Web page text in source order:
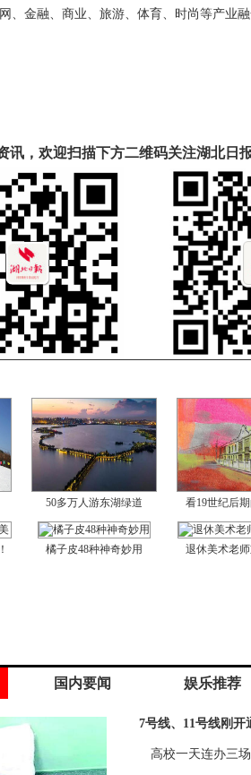
、金融、商业、旅游、体育、时尚等产业
讯，欢迎扫描下方二维码关注湖北日
50多万人游东湖绿道 看19世纪后
橘子皮48种神奇妙用 退休美术老
国内要闻 娱乐推荐
7号线、11号线刚开
高校一天连办三